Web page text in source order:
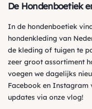
De Hondenboetiek
In de hondenboetiek
hondenkleding van
de kleding of tuigen te
zeer groot assortiment
voegen we dagelijks
Facebook en Instagram
updates via onze vlog!